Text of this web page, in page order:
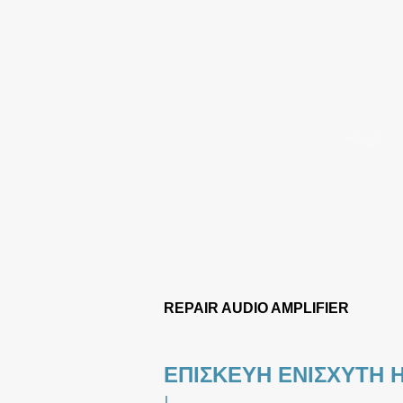
REPAIR AUDIO AMPLIFIER
ΕΠΙΣΚΕΥΗ ΕΝΙΣΧΥΤΗ